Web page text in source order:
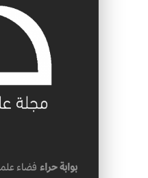
بوابة حراء فضاء